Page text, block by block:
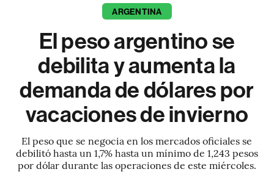
ARGENTINA
El peso argentino se
debilita y aumenta la
demanda de dólares por
vacaciones de invierno
El peso que se negocia en los mercados oficiales se
debilitó hasta un 1,7% hasta un mínimo de 1,243 pesos
por dólar durante las operaciones de este miércoles.